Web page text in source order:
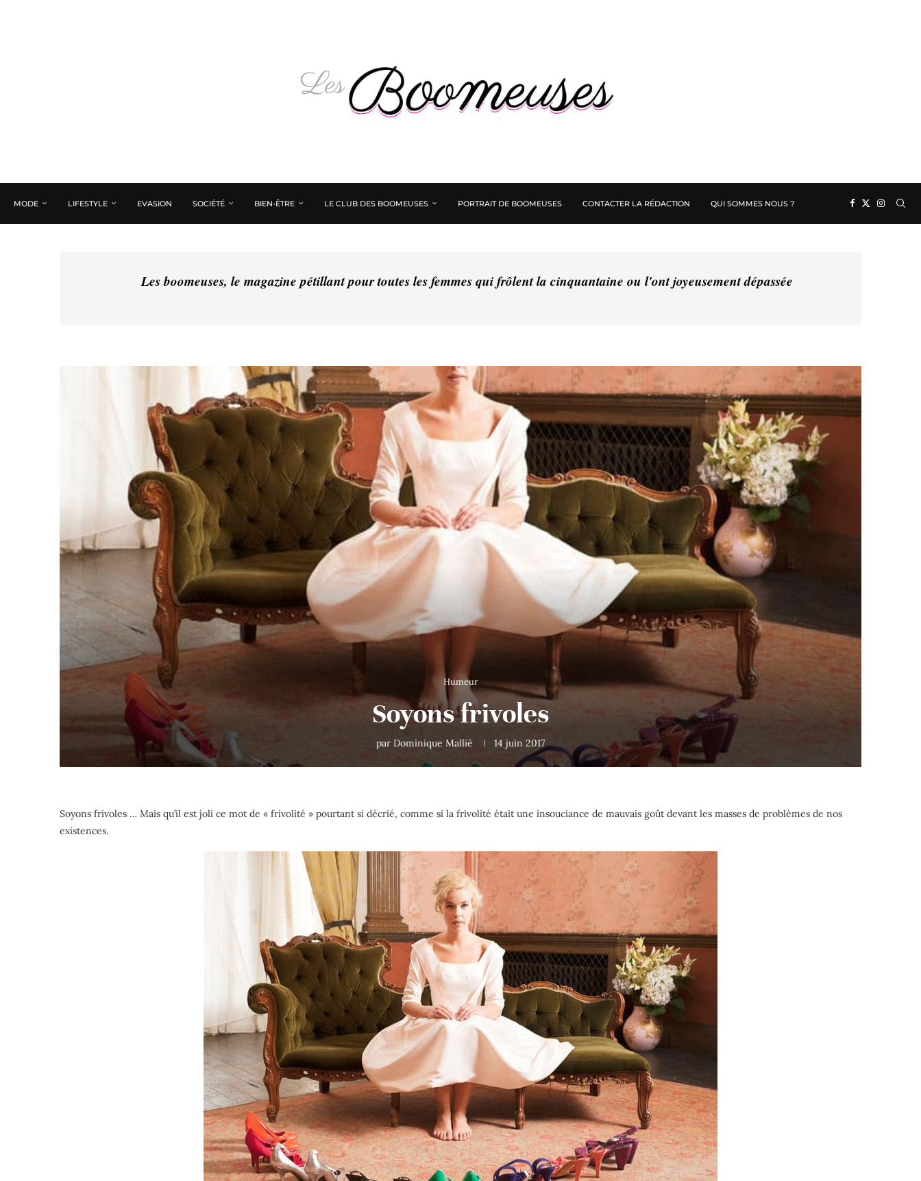
MODE LIFESTYLE EVASION SOCIÉTÉ BIEN-ÊTRE LE CLUB DES BOOMEUSES PORTRAIT DE BOOMEUSES CONTACTER LA RÉDACTION QUI SOMMES NOUS ?
Les boomeuses, le magazine pétillant pour toutes les femmes qui frôlent la cinquantaine ou l'ont joyeusement dépassée
Humeur
Soyons frivoles
par Dominique Mallié 14 juin 2017
Soyons frivoles … Mais qu’il est joli ce mot de « frivolité » pourtant si décrié, comme si la frivolité était une insouciance de mauvais goût devant les masses de problèmes de nos
existences.